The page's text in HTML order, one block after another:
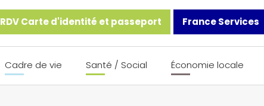
RDV Carte d'identité et passeport France Services
Cadre de vie Santé / Social Économie locale